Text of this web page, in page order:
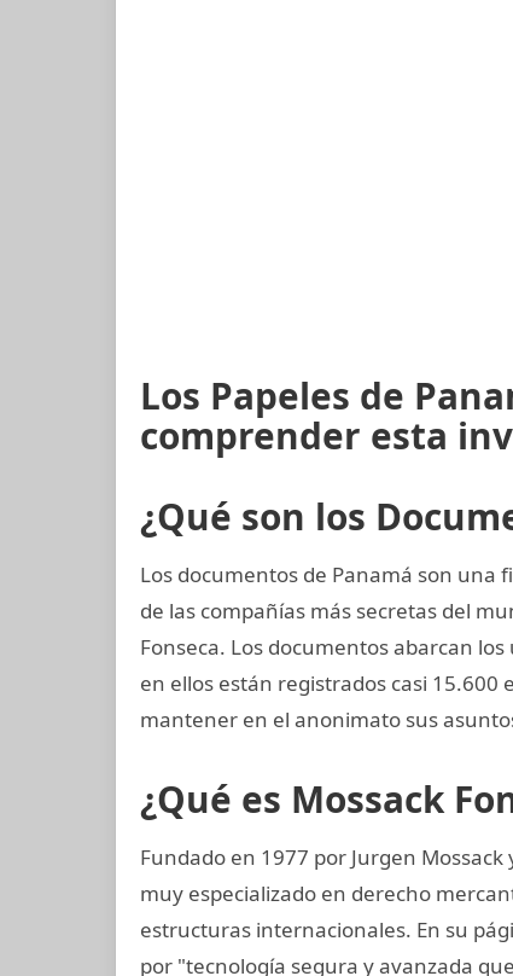
Los Papeles de
comprender esta
¿Qué son los
Los documentos de Panamá son una
de las compañías más secretas del
Fonseca. Los documentos abarcan
en ellos están registrados casi 15.600
mantener en el anonimato sus
¿Qué es Mossack
Fundado en 1977 por Jurgen
muy especializado en derecho
estructuras internacionales. En su
por "tecnología segura y avanzada